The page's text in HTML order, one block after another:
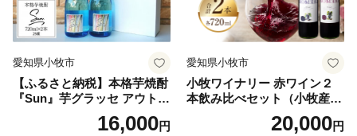
このように糸満市は、平和と伝統と未来が交差する発
展の可能性を大きく秘めたまちです。糸満市でたくさん
満市にご注目ください。
愛知県小牧市
【ふるさと納税】本格芋焼酎
『Sun』芋グラッセ アウトド
ア ソロキャンプ ベランピン
グ 巣ごもり 就労支援16,000円
愛知県小牧市
小牧ワイナリー 赤ワイン２
本飲み比べセット（小牧産ぶ
どう100％使用）20,000円